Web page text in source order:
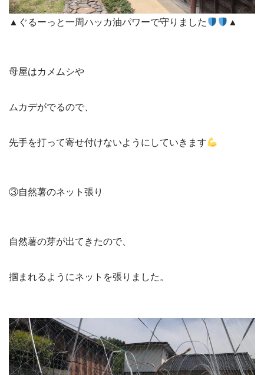
▲ぐるーっと一周ハッカ油パワーで守りました ▲
母屋はカメムシや
ムカデがでるので、
先手を打って寄せ付けないようにしていきます
③自然薯のネット張り
自然薯の芽が出てきたので、
掴まれるようにネットを張りました。